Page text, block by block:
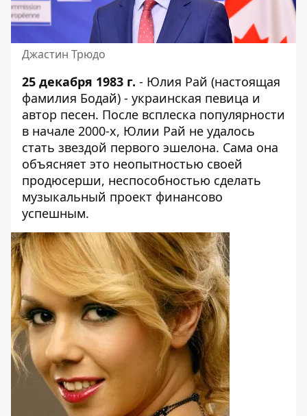
Джастин Трюдо
25 декабря 1983 г. - Юлия Рай (настоящая
фамилия Бодай) - украинская певица и
автор песен. После всплеска популярности
в начале 2000-х, Юлии Рай не удалось
стать звездой первого эшелона. Сама она
объясняет это неопытностью своей
продюсерши, неспособностью сделать
музыкальный проект финансово
успешным.